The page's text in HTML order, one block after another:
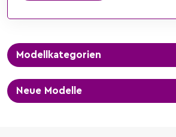
Modellkategorien
Neue Modelle